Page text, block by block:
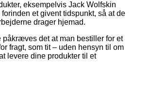
eksempelvis Jack Wolfskin
et givent tidspunkt, så at de
drager hjemad.
det at man bestiller for et
fragt, som tit – uden hensyn til om
levere dine produkter til et